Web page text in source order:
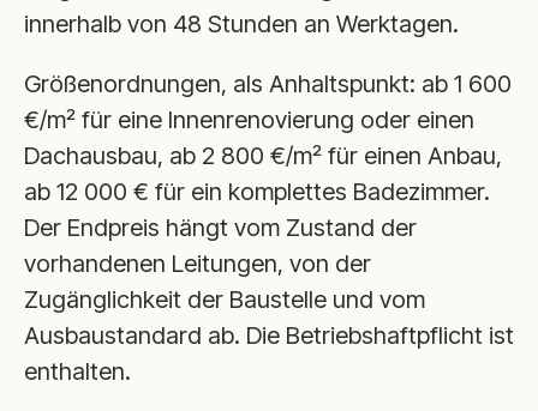
innerhalb von 48 Stunden an Werktagen.
Größenordnungen, als Anhaltspunkt: ab 1 600
€/m² für eine Innenrenovierung oder einen
Dachausbau, ab 2 800 €/m² für einen Anbau,
ab 12 000 € für ein komplettes Badezimmer.
Der Endpreis hängt vom Zustand der
vorhandenen Leitungen, von der
Zugänglichkeit der Baustelle und vom
Ausbaustandard ab. Die Betriebshaftpflicht ist
enthalten.